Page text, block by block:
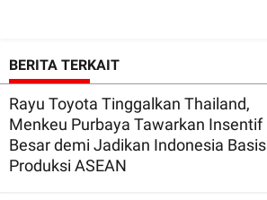
BERITA TERKAIT
Rayu Toyota Tinggalkan Thailand,
Menkeu Purbaya Tawarkan Insentif
Besar demi Jadikan Indonesia Basis
Produksi ASEAN